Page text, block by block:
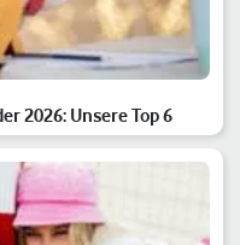
2026: Unsere Top 6